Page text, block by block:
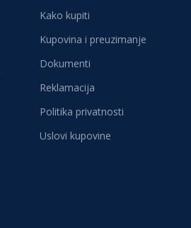
Kako kupiti
Kupovina i preuzimanje
Dokumenti
Reklamacija
Politika privatnosti
Uslovi kupovine